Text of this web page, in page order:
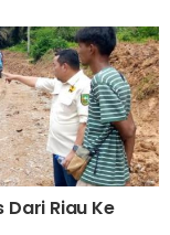
Riau Ke